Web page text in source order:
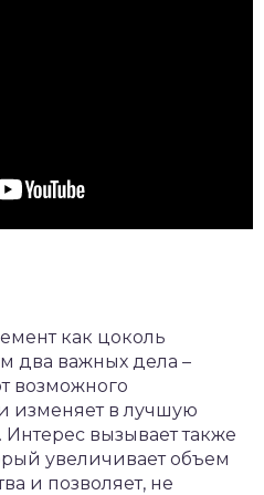
как цоколь
два важных дела –
возможного
изменяет в лучшую
вызывает также
увеличивает объем
и позволяет, не